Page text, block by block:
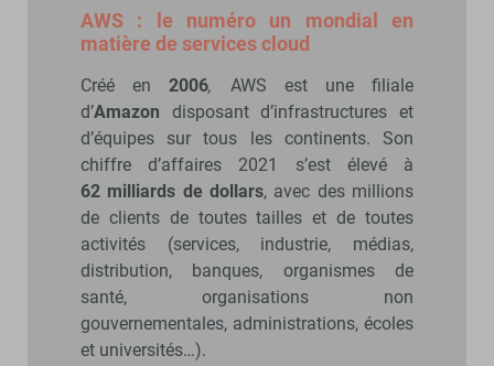
AWS : le numéro un mondial en
matière de services cloud
Créé en2006, AWS est une filiale
d’Amazon disposant d’infrastructures et
d’équipes sur tous les continents. Son
chiffre d’affaires 2021 s’est élevé à
62 milliards de dollars, avec des millions
de clients de toutes tailles et de toutes
activités (services, industrie, médias,
distribution, banques, organismes de
santé, organisations non
gouvernementales, administrations, écoles
et universités…).